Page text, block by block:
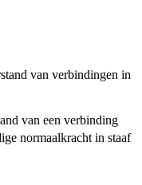
van verbindingen in
van een verbinding
normaalkracht in staaf